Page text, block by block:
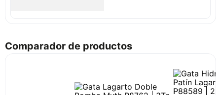
Comparador de productos